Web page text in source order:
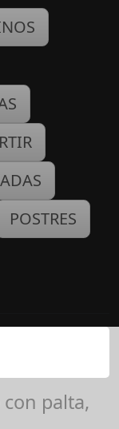
POSTRES
palta,